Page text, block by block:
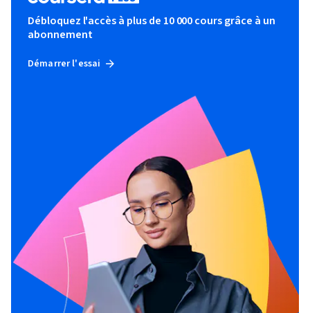
Débloquez l'accès à plus de 10 000 cours grâce à un
abonnement
Démarrer l'essai